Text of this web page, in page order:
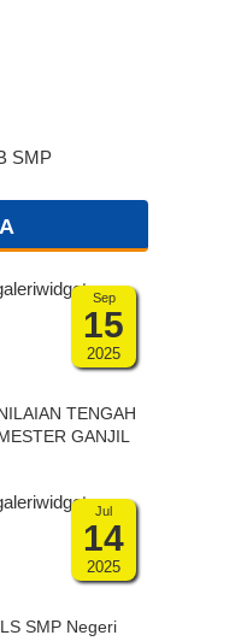
Sep
15
2025
TENGAH
GANJIL
Jul
14
2025
SMP Negeri